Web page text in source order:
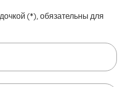
(*), обязательны для